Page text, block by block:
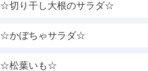
☆切り干し大根のサラダ☆
☆かぼちゃサラダ☆
☆松葉いも☆